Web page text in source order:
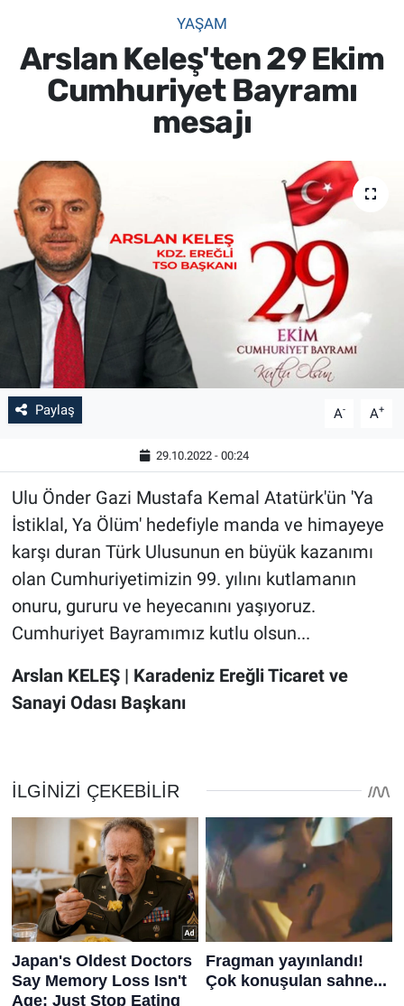
YAŞAM
Arslan Keleş'ten 29 Ekim
Cumhuriyet Bayramı
mesajı
Paylaş A- A+
29.10.2022 - 00:24
Ulu Önder Gazi Mustafa Kemal Atatürk'ün 'Ya
İstiklal, Ya Ölüm' hedefiyle manda ve himayeye
karşı duran Türk Ulusunun en büyük kazanımı
olan Cumhuriyetimizin 99. yılını kutlamanın
onuru, gururu ve heyecanını yaşıyoruz.
Cumhuriyet Bayramımız kutlu olsun...
Arslan KELEŞ | Karadeniz Ereğli Ticaret ve
Sanayi Odası Başkanı
SPOR